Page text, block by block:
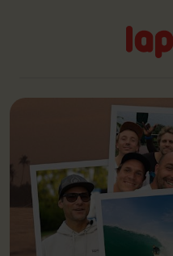
Lapoint